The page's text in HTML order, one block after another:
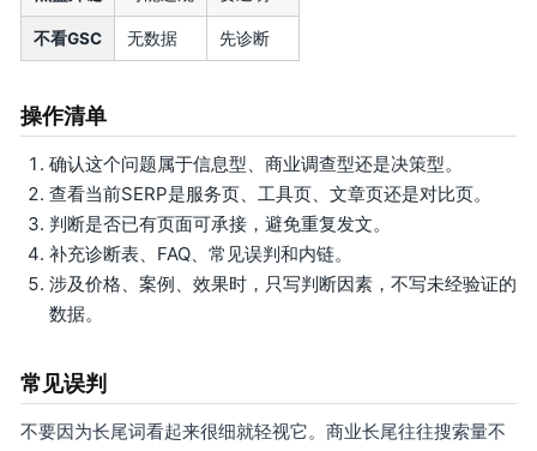
不看GSC 无数据 先诊断
操作清单
确认这个问题属于信息型、商业调查型还是决策型。
查看当前SERP是服务页、工具页、文章页还是对比页。
判断是否已有页面可承接，避免重复发文。
补充诊断表、FAQ、常见误判和内链。
涉及价格、案例、效果时，只写判断因素，不写未经验证的
数据。
常见误判
不要因为长尾词看起来很细就轻视它。商业长尾往往搜索量不